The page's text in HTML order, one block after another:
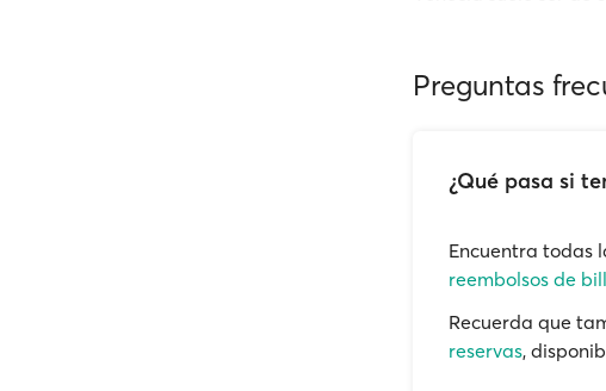
Preguntas
¿Qué pasa si
Encuentra todas
reembolsos de
Recuerda que
reservas,